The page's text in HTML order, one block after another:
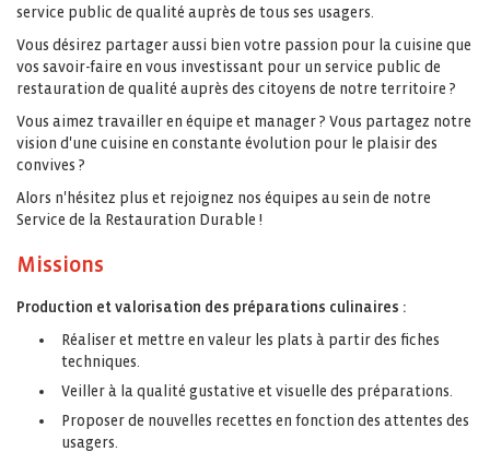
service public de qualité auprès de tous ses usagers.
Vous désirez partager aussi bien votre passion pour la cuisine que
vos savoir-faire en vous investissant pour un service public de
restauration de qualité auprès des citoyens de notre territoire ?
Vous aimez travailler en équipe et manager ? Vous partagez notre
vision d'une cuisine en constante évolution pour le plaisir des
convives ?
Alors n'hésitez plus et rejoignez nos équipes au sein de notre
Service de la Restauration Durable !
Missions
Production et valorisation des préparations culinaires :
Réaliser et mettre en valeur les plats à partir des fiches
techniques.
Veiller à la qualité gustative et visuelle des préparations.
Proposer de nouvelles recettes en fonction des attentes des
usagers.